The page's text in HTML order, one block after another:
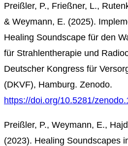
Preißler, P., Frießner, L.,
& Weymann, E. (2025).
Healing Soundscape für den
für Strahlentherapie und
Deutscher Kongress für
(DKVF), Hamburg. Zenodo.
https://doi.org/10.5281/
Preißler, P., Weymann, E.,
(2023). Healing Soundscapes